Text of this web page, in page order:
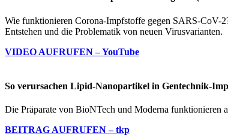
Wie funktionieren Corona-Impfstoffe gegen SARS-CoV-
Entstehen und die Problematik von neuen Virusvarianten.
VIDEO AUFRUFEN – YouTube
So verursachen Lipid-Nanopartikel in Gentechnik-
Die Präparate von BioNTech und Moderna
BEITRAG AUFRUFEN – tkp